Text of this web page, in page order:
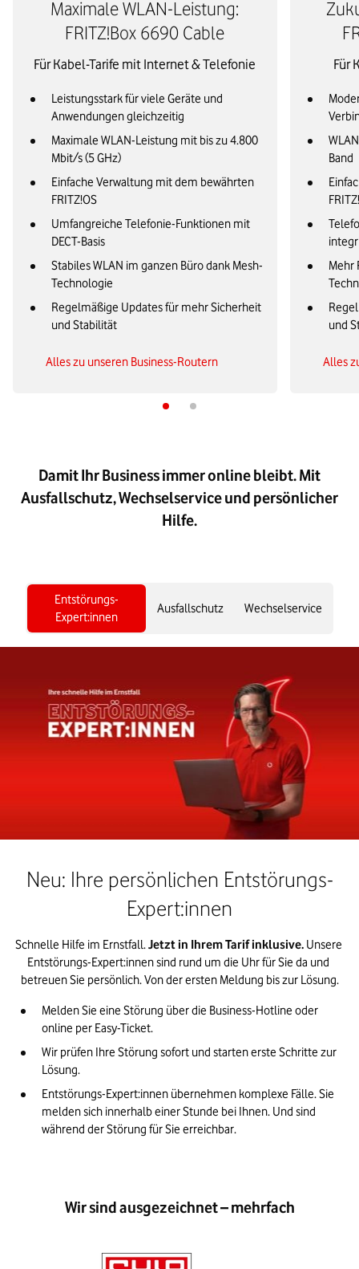
Maximale WLAN-Leistung:
FRITZ!Box 6690 Cable
Für Kabel-Tarife mit Internet & Telefonie
Leistungsstark für viele Geräte und
Anwendungen gleichzeitig
Maximale WLAN-Leistung mit bis zu 4.800
Mbit/s (5 GHz)
Einfache Verwaltung mit dem bewährten
FRITZ!OS
Umfangreiche Telefonie-Funktionen mit
DECT-Basis
Stabiles WLAN im ganzen Büro dank Mesh-
Technologie
Regelmäßige Updates für mehr Sicherheit
und Stabilität
Alles zu unseren Business-Routern
Für
Band
Mehr
und
Alles
Damit Ihr Business immer online bleibt. Mit
Ausfallschutz, Wechselservice und persönlicher
Hilfe.
Entstörungs-
Expert:innen
Ausfallschutz Wechselservice
Neu: Ihre persönlichen Entstörungs-
Expert:innen
Schnelle Hilfe im Ernstfall. Jetzt in Ihrem Tarif inklusive. Unsere
Entstörungs-Expert:innen sind rund um die Uhr für Sie da und
betreuen Sie persönlich. Von der ersten Meldung bis zur Lösung.
Melden Sie eine Störung über die Business-Hotline oder
online per Easy-Ticket.
Wir prüfen Ihre Störung sofort und starten erste Schritte zur
Lösung.
Entstörungs-Expert:innen übernehmen komplexe Fälle. Sie
melden sich innerhalb einer Stunde bei Ihnen. Und sind
während der Störung für Sie erreichbar.
Wir sind ausgezeichnet – mehrfach